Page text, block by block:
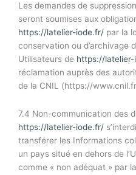
Les demandes de
seront soumises aux
https://latelier-iode.fr/ par la
conservation ou d’archivage
Utilisateurs de https://
réclamation auprès des
de la CNIL (https://
7.4 Non-communication des
https://latelier-iode.fr/
transférer les Informations
un pays situé en dehors de
comme « non adéquat » par